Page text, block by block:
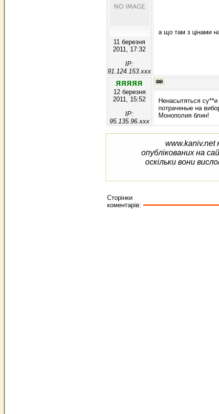
11 березня
2011, 17:32
IP:
91.124.153.xxx
а що там з цінами
яяяяя
12 березня
2011, 15:52
IP:
95.135.96.xxx
Ненасытяться
потраченые на
Монополия блин!
www.kaniv.net
опублікованих на
оскільки вони
Сторінки
коментарів: